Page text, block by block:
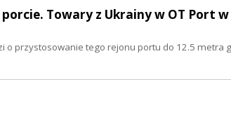
Towary z Ukrainy w OT Port w
o przystosowanie tego rejonu portu do 12.5 metra